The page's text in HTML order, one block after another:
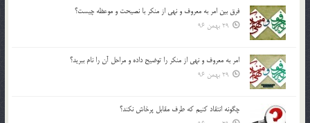
فرق بين امر به معروف و نهي از منكر با نصيحت و موعظه چيست؟
29 بهمن 96
امر به معروف و نهي از منكر را توضيح داده و مراحل آن را نام ببريد؟
29 بهمن 96
چگونه انتقاد كنيم كه طرف مقابل پرخاش نكند؟